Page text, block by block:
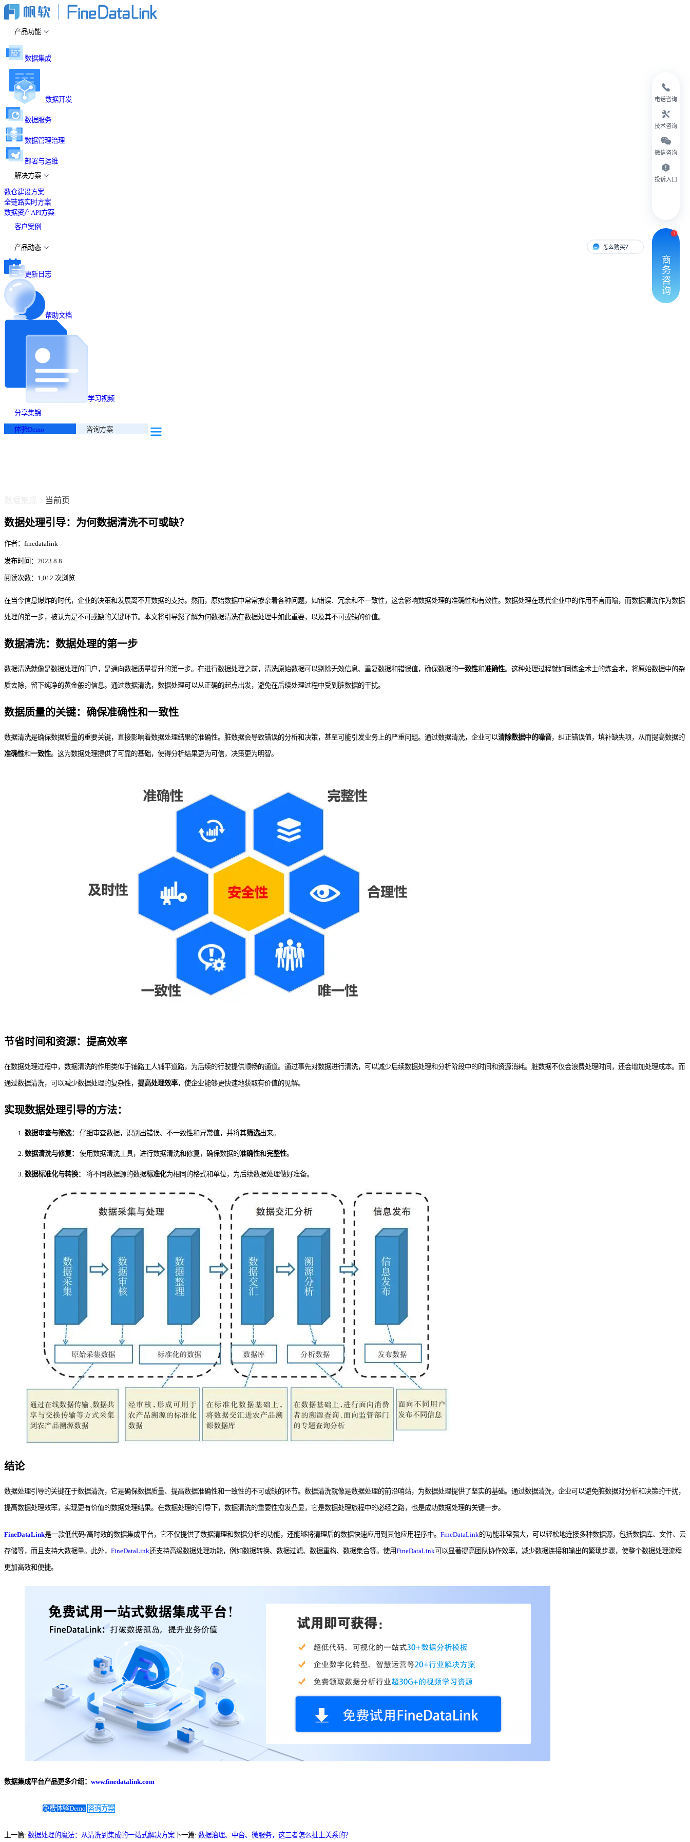
产品功能
数据集成
数据开发
数据服务
数据管理治理
部署与运维
解决方案
数仓建设方案
全链路实时方案
数据资产API方案
客户案例
产品动态
更新日志
帮助文档
学习视频
分享集锦
体验Demo 咨询方案
当前页
数据处理引导：为何数据清洗不可或缺？
作者：finedatalink
发布时间：2023.8.8
阅读次数：1,012 次浏览
在当今信息爆炸的时代，企业的决策和发展离不开数据的支持。然而，原始数据中常常掺杂着各种问题，如错误、冗余和不一致性，这会影响数据处理的准确性和有效性。数据处理在现代企业中的作用不言而喻，而数据清洗作为数据
处理的第一步，被认为是不可或缺的关键环节。本文将引导您了解为何数据清洗在数据处理中如此重要，以及其不可或缺的价值。
数据清洗：数据处理的第一步
数据清洗就像是数据处理的门户，是通向数据质量提升的第一步。在进行数据处理之前，清洗原始数据可以剔除无效信息、重复数据和错误值，确保数据的一致性和准确性。这种处理过程就如同炼金术士的炼金术，将原始数据中的杂
质去除，留下纯净的黄金般的信息。通过数据清洗，数据处理可以从正确的起点出发，避免在后续处理过程中受到脏数据的干扰。
数据质量的关键：确保准确性和一致性
数据清洗是确保数据质量的重要关键，直接影响着数据处理结果的准确性。脏数据会导致错误的分析和决策，甚至可能引发业务上的严重问题。通过数据清洗，企业可以清除数据中的噪音，纠正错误值，填补缺失项，从而提高数据的
准确性和一致性。这为数据处理提供了可靠的基础，使得分析结果更为可信，决策更为明智。
节省时间和资源：提高效率
在数据处理过程中，数据清洗的作用类似于铺路工人铺平道路，为后续的行驶提供顺畅的通道。通过事先对数据进行清洗，可以减少后续数据处理和分析阶段中的时间和资源消耗。脏数据不仅会浪费处理时间，还会增加处理成本。而
通过数据清洗，可以减少数据处理的复杂性， 提高处理效率，使企业能够更快速地获取有价值的见解。
实现数据处理引导的方法：
数据审查与筛选： 仔细审查数据，识别出错误、不一致性和异常值，并将其筛选出来。
数据清洗与修复： 使用数据清洗工具，进行数据清洗和修复，确保数据的准确性和完整性。
数据标准化与转换： 将不同数据源的数据标准化为相同的格式和单位，为后续数据处理做好准备。
结论
数据处理引导的关键在于数据清洗，它是确保数据质量、提高数据准确性和一致性的不可或缺的环节。数据清洗就像是数据处理的前沿哨站，为数据处理提供了坚实的基础。通过数据清洗，企业可以避免脏数据对分析和决策的干扰，
提高数据处理效率，实现更有价值的数据处理结果。在数据处理的引导下，数据清洗的重要性愈发凸显，它是数据处理旅程中的必经之路，也是成功数据处理的关键一步。
FineDataLink是一款低代码/高时效的数据集成平台，它不仅提供了数据清理和数据分析的功能，还能够将清理后的数据快速应用到其他应用程序中。 FineDataLink的功能非常强大，可以轻松地连接多种数据源，包括数据库、文件、云
存储等，而且支持大数据量。此外， FineDataLink还支持高级数据处理功能，例如数据转换、数据过滤、数据重构、数据集合等。使用FineDataLink可以显著提高团队协作效率，减少数据连接和输出的繁琐步骤，使整个数据处理流程
更加高效和便捷。
数据集成平台产品更多介绍： www.finedatalink.com
免费体验Demo 咨询方案
上一篇: 数据处理的魔法：从清洗到集成的一站式解决方案 下一篇: 数据治理、中台、微服务，这三者怎么扯上关系的？
电话咨询
技术咨询
微信咨询
投诉入口
怎么购买？
商
务
咨
询